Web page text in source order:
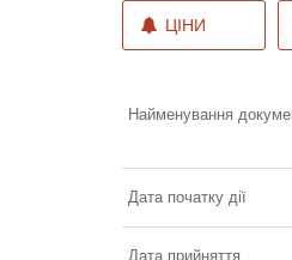
ЦІНИ
Найменування
Дата початку дії
Дата прийняття